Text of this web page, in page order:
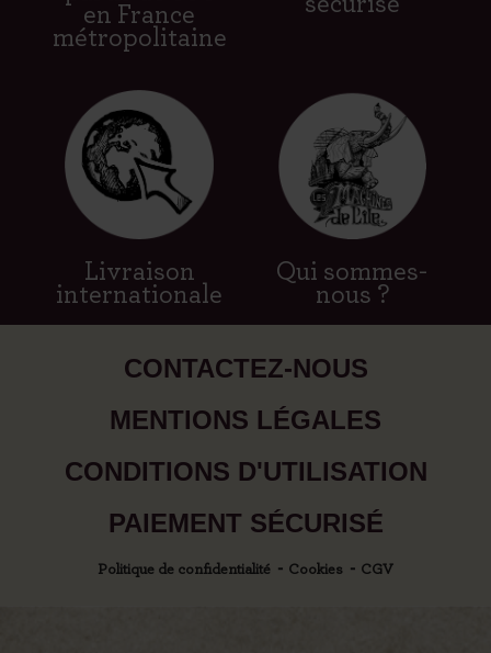
en France
métropolitaine
Livraison
internationale
Qui sommes-
nous ?
CONTACTEZ-NOUS
MENTIONS LÉGALES
CONDITIONS D'UTILISATION
PAIEMENT SÉCURISÉ
Politique de confidentialité Cookies CGV